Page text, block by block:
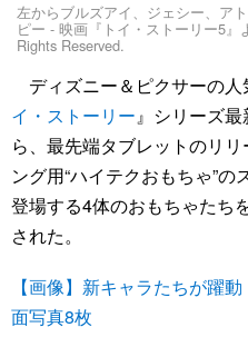
左からブルズアイ、ジェシー、ア
ピー - 映画『トイ・ストーリー5』
Rights Reserved.
ディズニー＆ピクサーの
イ・ストーリー』シリーズ最
ら、最先端タブレットのリ
ング用“ハイテクおもちゃ”
登場する4体のおもちゃたち
された。
【画像】新キャラたちが躍
面写真8枚